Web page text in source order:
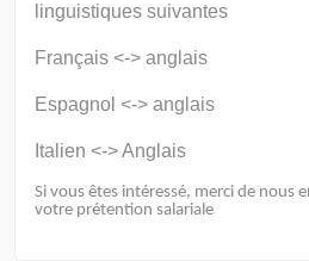
linguistiques suivantes
Français <-> anglais
Espagnol <-> anglais
Italien <-> Anglais
Si vous êtes intéressé, merci de nous
votre prétention salariale